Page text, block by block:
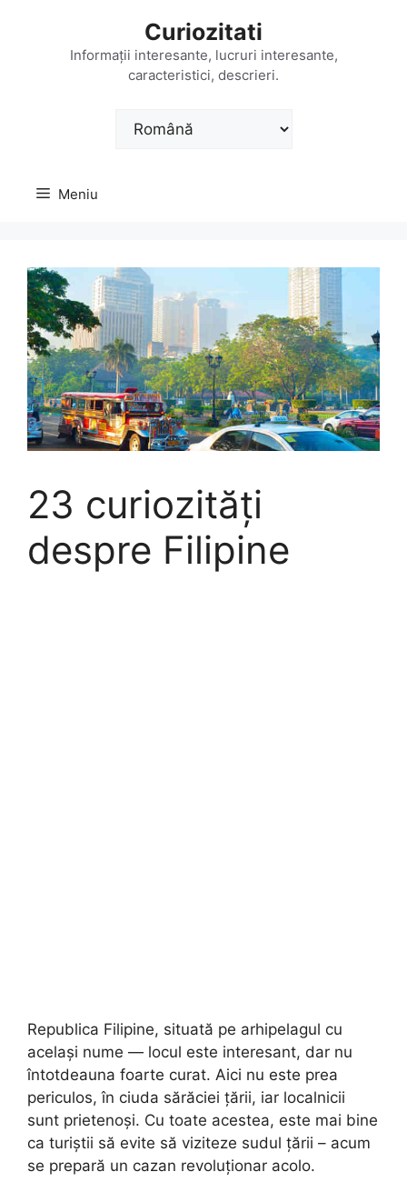
Curiozitati
Informații interesante, lucruri interesante,
caracteristici, descrieri.
Alege
Meniu
23 curiozități
despre Filipine
Republica Filipine, situată pe arhipelagul cu
același nume — locul este interesant, dar nu
întotdeauna foarte curat. Aici nu este prea
periculos, în ciuda sărăciei țării, iar localnicii
sunt prietenoși. Cu toate acestea, este mai bine
ca turiștii să evite să viziteze sudul țării – acum
se prepară un cazan revoluționar acolo.